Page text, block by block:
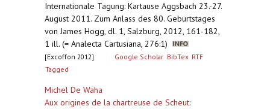
Internationale Tagung: Kartause Aggsbach 23.-27.
August 2011. Zum Anlass des 80. Geburtstages
von James Hogg, dl. 1, Salzburg, 2012, 161-182,
1 ill. (= Analecta Cartusiana, 276:1)
[Excoffon 2012] Google Scholar BibTex RTF
Tagged
Michel De Waha
Aux origines de la chartreuse de Scheut: